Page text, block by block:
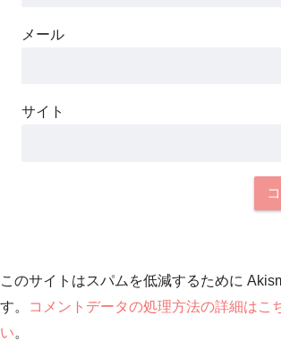
メール
サイト
このサイトはスパムを低減するために
す。
コメントデータの処理方法の詳細はこ
い。